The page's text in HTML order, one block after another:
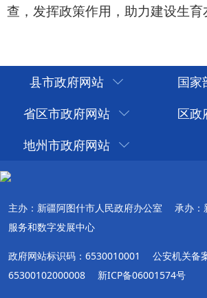
县市政府网站
国家
省区市政府网站
区政
地州市政府网站
主办：新疆阿图什市人民政府办公室
承办：
服务和数字发展中心
政府网站标识码：6530010001
公安机关备
65300102000008
新ICP备06001574号